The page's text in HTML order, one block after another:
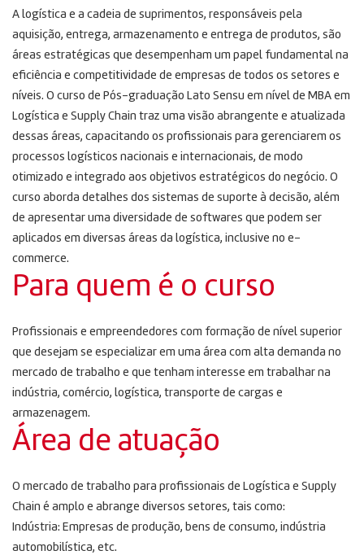
A logística e a cadeia de suprimentos, responsáveis ​​pela
aquisição, entrega, armazenamento e entrega de produtos, são
áreas estratégicas que desempenham um papel fundamental na
eficiência e competitividade de empresas de todos os setores e
níveis. O curso de Pós-graduação Lato Sensu em nível de MBA em
Logística e Supply Chain traz uma visão abrangente e atualizada
dessas áreas, capacitando os profissionais para gerenciarem os
processos logísticos nacionais e internacionais, de modo
otimizado e integrado aos objetivos estratégicos do negócio. O
curso aborda detalhes dos sistemas de suporte à decisão, além
de apresentar uma diversidade de softwares que podem ser
aplicados em diversas áreas da logística, inclusive no e-
commerce.
Para quem é o curso
Profissionais e empreendedores com formação de nível superior
que desejam se especializar em uma área com alta demanda no
mercado de trabalho e que tenham interesse em trabalhar na
indústria, comércio, logística, transporte de cargas e
armazenagem.
Área de atuação
O mercado de trabalho para profissionais de Logística e Supply
Chain é amplo e abrange diversos setores, tais como:
Indústria: Empresas de produção, bens de consumo, indústria
automobilística, etc.